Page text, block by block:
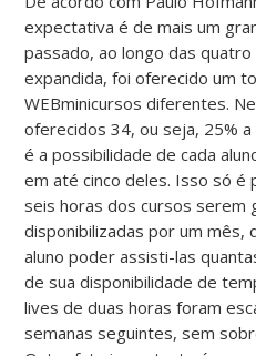
expectativa é de mais um
passado, ao longo das
expandida, foi oferecido um
WEBminicursos diferentes.
oferecidos 34, ou seja, 25%
é a possibilidade de cada
em até cinco deles. Isso só é
seis horas dos cursos serem
disponibilizadas por um mês,
aluno poder assisti-las
de sua disponibilidade de
lives de duas horas foram
semanas seguintes, sem